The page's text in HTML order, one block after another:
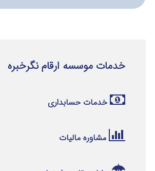
خدمات موسسه ارقام نگرخبره
خدمات حسابداری
مشاوره مالیات